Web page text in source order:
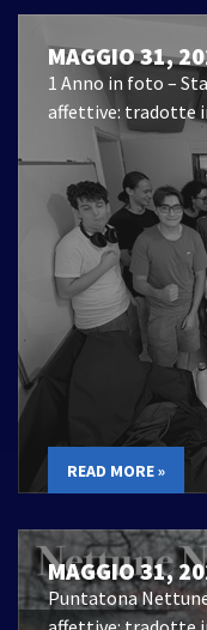
MAGGIO 31,
1 Anno in foto –
affettive: tradotte
READ MORE »
MAGGIO 31,
Puntatona Nettune